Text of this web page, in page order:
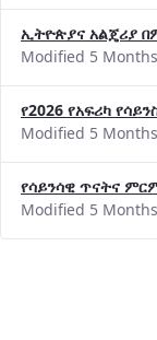
ኢትዮጵያና አልጄሪያ
Modified 5
የ2026 የአፍሪካ
Modified 5
የሳይንሳዊ ጥናትና
Modified 5